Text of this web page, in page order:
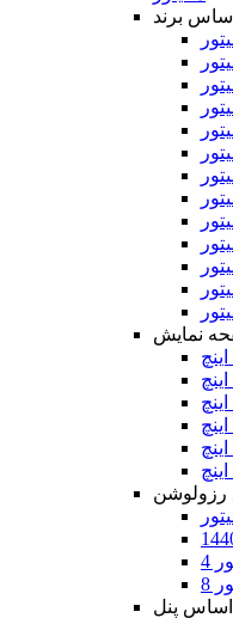
اساس برند
نمایش
رزولوشن
اساس پنل